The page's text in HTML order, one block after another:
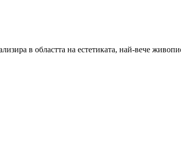
в областта на естетиката, най-вече